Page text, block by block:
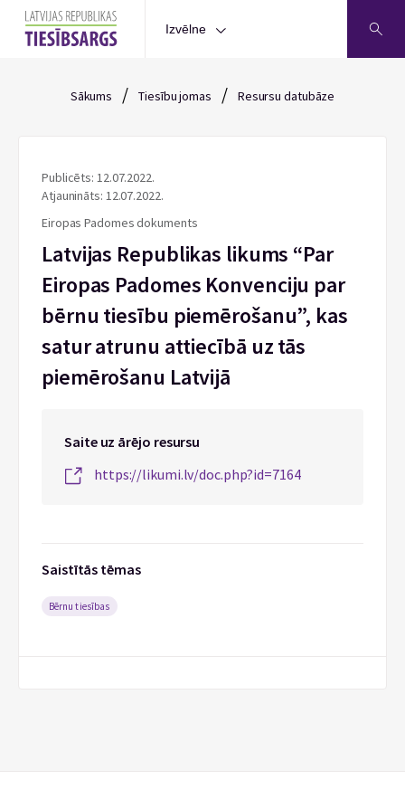
Izvēlne
Sākums / Tiesību jomas / Resursu datubāze
Publicēts: 12.07.2022.
Atjaunināts: 12.07.2022.
Eiropas Padomes dokuments
Latvijas Republikas likums “Par
Eiropas Padomes Konvenciju par
bērnu tiesību piemērošanu”, kas
satur atrunu attiecībā uz tās
piemērošanu Latvijā
Saite uz ārējo resursu
https://likumi.lv/doc.php?id=7164
Saistītās tēmas
Bērnu tiesības